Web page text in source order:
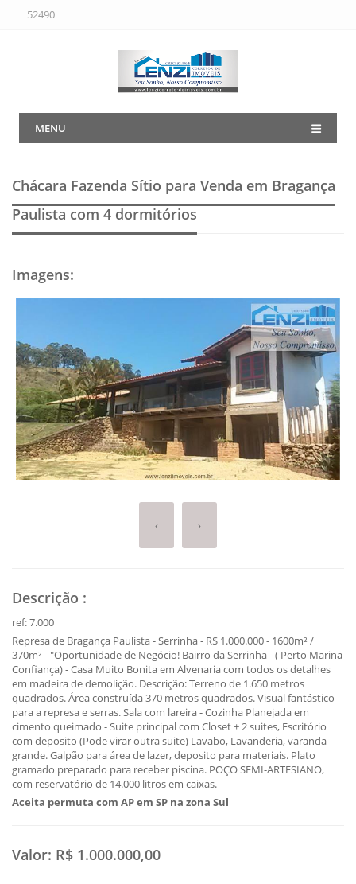
52490
MENU
Chácara Fazenda Sítio para Venda em Bragança
Paulista com 4 dormitórios
Imagens:
‹ ›
Descrição :
ref: 7.000
Represa de Bragança Paulista - Serrinha - R$ 1.000.000 - 1600m² /
370m² - "Oportunidade de Negócio! Bairro da Serrinha - ( Perto Marina
Confiança) - Casa Muito Bonita em Alvenaria com todos os detalhes
em madeira de demolição. Descrição: Terreno de 1.650 metros
quadrados. Área construída 370 metros quadrados. Visual fantástico
para a represa e serras. Sala com lareira - Cozinha Planejada em
cimento queimado - Suite principal com Closet + 2 suites, Escritório
com deposito (Pode virar outra suite) Lavabo, Lavanderia, varanda
grande. Galpão para área de lazer, deposito para materiais. Plato
gramado preparado para receber piscina. POÇO SEMI-ARTESIANO,
com reservatório de 14.000 litros em caixas.
Aceita permuta com AP em SP na zona Sul
Valor: R$ 1.000.000,00